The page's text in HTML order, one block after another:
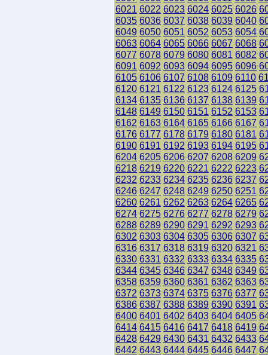
6021 6022 6023 6024 6025 6026
6035 6036 6037 6038 6039 6040
6049 6050 6051 6052 6053 6054
6063 6064 6065 6066 6067 6068
6077 6078 6079 6080 6081 6082
6091 6092 6093 6094 6095 6096
6105 6106 6107 6108 6109 6110
6120 6121 6122 6123 6124 6125
6134 6135 6136 6137 6138 6139
6148 6149 6150 6151 6152 6153
6162 6163 6164 6165 6166 6167
6176 6177 6178 6179 6180 6181
6190 6191 6192 6193 6194 6195
6204 6205 6206 6207 6208 6209
6218 6219 6220 6221 6222 6223
6232 6233 6234 6235 6236 6237
6246 6247 6248 6249 6250 6251
6260 6261 6262 6263 6264 6265
6274 6275 6276 6277 6278 6279
6288 6289 6290 6291 6292 6293
6302 6303 6304 6305 6306 6307
6316 6317 6318 6319 6320 6321
6330 6331 6332 6333 6334 6335
6344 6345 6346 6347 6348 6349
6358 6359 6360 6361 6362 6363
6372 6373 6374 6375 6376 6377
6386 6387 6388 6389 6390 6391
6400 6401 6402 6403 6404 6405
6414 6415 6416 6417 6418 6419
6428 6429 6430 6431 6432 6433
6442 6443 6444 6445 6446 6447